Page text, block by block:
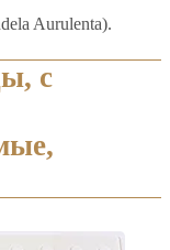
Aurulenta).
с